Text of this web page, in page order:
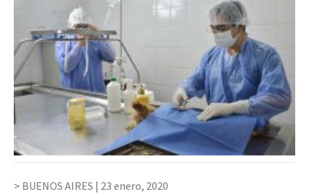
BUENOS AIRES | 23 enero, 2020